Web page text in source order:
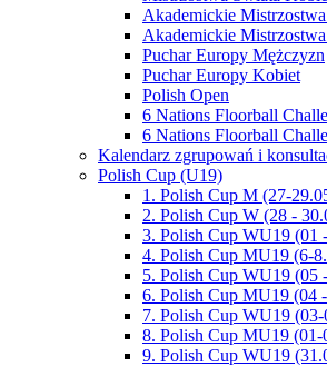
Akademickie
Akademickie
Puchar Europy Mężczyzn
Puchar Europy Kobiet
Polish Open
6 Nations Floorball
6 Nations Floorball
Kalendarz zgrupowań i
Polish Cup (U19)
1. Polish Cup M (27-
2. Polish Cup W (28 -
3. Polish Cup WU19 (01
4. Polish Cup MU19 (6-
5. Polish Cup WU19 (05
6. Polish Cup MU19 (04
7. Polish Cup WU19
8. Polish Cup MU19 (01-
9. Polish Cup WU19